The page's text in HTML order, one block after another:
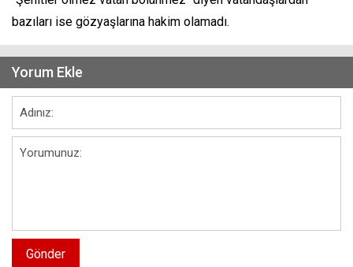
bazıları ise gözyaşlarına hakim olamadı.
Yorum Ekle
Gönder